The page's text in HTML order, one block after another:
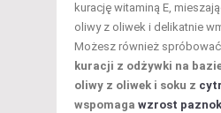
kurację witaminą E,
oliwy z oliwek i delikatnie
Możesz również spróbować
kuracji z odżywki na
oliwy z oliwek i soku z
wspomaga wzrost